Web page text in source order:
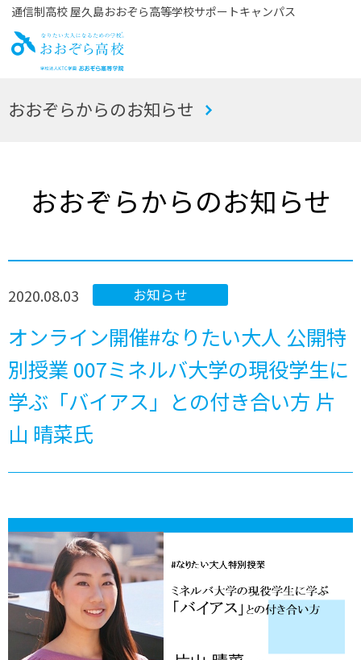
通信制高校 屋久島おおぞら高等学校サポートキャンパス
お
おおぞらからのお知らせ
おおぞらからのお知らせ
2020.08.03 お知らせ
オンライン開催#なりたい大人 公開特
別授業 007ミネルバ大学の現役学生に
学ぶ「バイアス」との付き合い方 片
山 晴菜氏